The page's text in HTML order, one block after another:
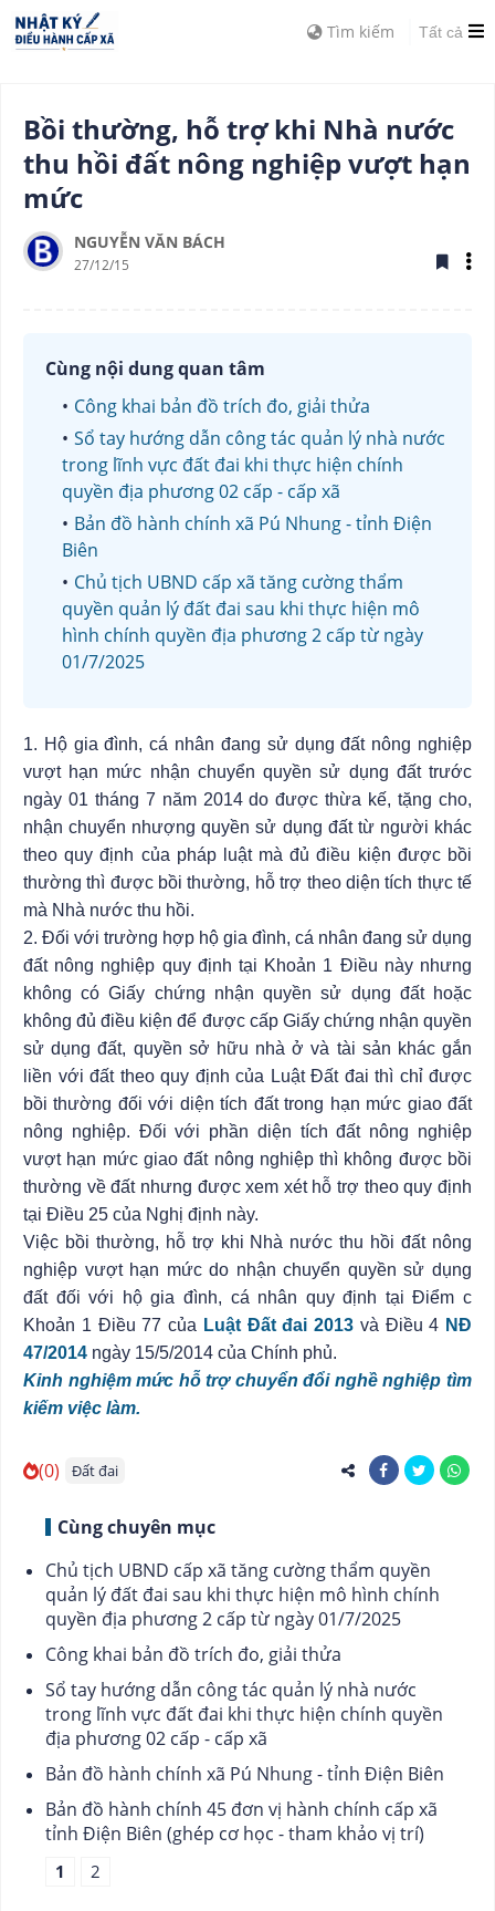
Tìm kiếm Tất cả
Bồi thường, hỗ trợ khi Nhà nước
thu hồi đất nông nghiệp vượt hạn
mức
NGUYỄN VĂN BÁCH
27/12/15
Cùng nội dung quan tâm
Công khai bản đồ trích đo, giải thửa
Sổ tay hướng dẫn công tác quản lý nhà nước
trong lĩnh vực đất đai khi thực hiện chính
quyền địa phương 02 cấp - cấp xã
Bản đồ hành chính xã Pú Nhung - tỉnh Điện
Biên
Chủ tịch UBND cấp xã tăng cường thẩm
quyền quản lý đất đai sau khi thực hiện mô
hình chính quyền địa phương 2 cấp từ ngày
01/7/2025
1. Hộ gia đình, cá nhân đang sử dụng đất nông nghiệp
vượt hạn mức nhận chuyển quyền sử dụng đất trước
ngày 01 tháng 7 năm 2014 do được thừa kế, tặng cho,
nhận chuyển nhượng quyền sử dụng đất từ người khác
theo quy định của pháp luật mà đủ điều kiện được bồi
thường thì được bồi thường, hỗ trợ theo diện tích thực tế
mà Nhà nước thu hồi.
2. Đối với trường hợp hộ gia đình, cá nhân đang sử dụng
đất nông nghiệp quy định tại Khoản 1 Điều này nhưng
không có Giấy chứng nhận quyền sử dụng đất hoặc
không đủ điều kiện để được cấp Giấy chứng nhận quyền
sử dụng đất, quyền sở hữu nhà ở và tài sản khác gắn
liền với đất theo quy định của Luật Đất đai thì chỉ được
bồi thường đối với diện tích đất trong hạn mức giao đất
nông nghiệp. Đối với phần diện tích đất nông nghiệp
vượt hạn mức giao đất nông nghiệp thì không được bồi
thường về đất nhưng được xem xét hỗ trợ theo quy định
tại Điều 25 của Nghị định này.
Việc bồi thường, hỗ trợ khi Nhà nước thu hồi đất nông
nghiệp vượt hạn mức do nhận chuyển quyền sử dụng
đất đối với hộ gia đình, cá nhân quy định tại Điểm c
Khoản 1 Điều 77 của Luật Đất đai 2013 và Điều 4 NĐ
47/2014 ngày 15/5/2014 của Chính phủ.
Kinh nghiệm mức hỗ trợ chuyển đổi nghề nghiệp tìm
kiếm việc làm.
(0) Đất đai
Cùng chuyên mục
Chủ tịch UBND cấp xã tăng cường thẩm quyền
quản lý đất đai sau khi thực hiện mô hình chính
quyền địa phương 2 cấp từ ngày 01/7/2025
Công khai bản đồ trích đo, giải thửa
Sổ tay hướng dẫn công tác quản lý nhà nước
trong lĩnh vực đất đai khi thực hiện chính quyền
địa phương 02 cấp - cấp xã
Bản đồ hành chính xã Pú Nhung - tỉnh Điện Biên
Bản đồ hành chính 45 đơn vị hành chính cấp xã
tỉnh Điện Biên (ghép cơ học - tham khảo vị trí)
1 2